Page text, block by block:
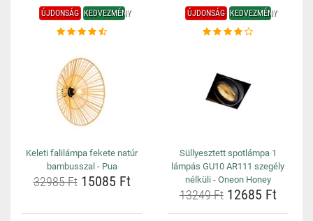
ÚJDONSÁG KEDVEZMÉNY
Keleti falilámpa fekete natúr
bambusszal - Pua
32985 Ft15085 Ft
ÚJDONSÁG KEDVEZMÉNY
Süllyesztett spotlámpa 1
lámpás GU10 AR111 szegély
nélküli - Oneon Honey
13249 Ft12685 Ft